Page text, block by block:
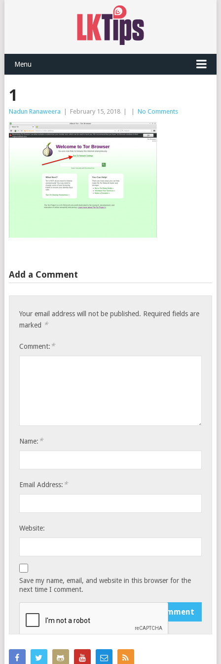
Menu
1
Nadun Ranaweera February 15, 2018 No Comments
Add a Comment
Your email address will not be published. Required fields are
marked *
Comment: *
Name: *
Email Address: *
Website:
Save my name, email, and website in this browser for the
next time I comment.